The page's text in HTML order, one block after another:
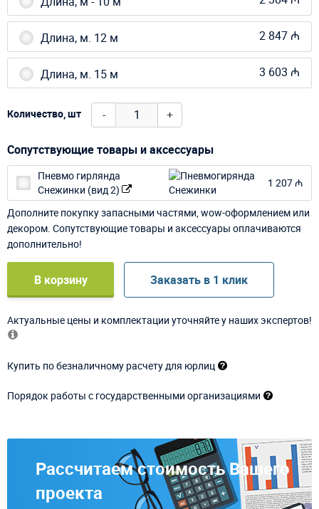
Длина, м. 12 м 2 847 ₼
Длина, м. 15 м 3 603 ₼
Количество, шт - +
Сопутствующие товары и аксессуары
Пневмо гирлянда
Снежинки (вид 2)
1 207 ₼
Дополните покупку запасными частями, wow-оформлением или
декором. Сопутствующие товары и аксессуары оплачиваются
дополнительно!
В корзину Заказать в 1 клик
Актуальные цены и комплектации уточняйте у наших экспертов!
Купить по безналичному расчету для юрлиц
Порядок работы с государственными организациями
Рассчитаем стоимость Вашего
проекта